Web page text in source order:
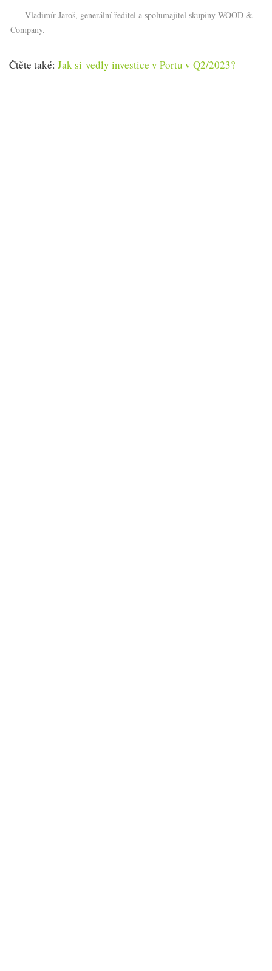
Vladimír Jaroš, generální ředitel a spolumajitel skupiny WOOD &
Company.
Čtěte také: Jak si vedly investice v Portu v Q2/2023?